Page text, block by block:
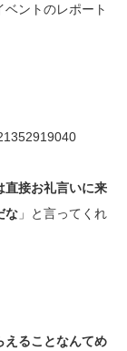
ントのレポート
直接お礼言いに来
な 」と言ってくれ
えることなんてめ